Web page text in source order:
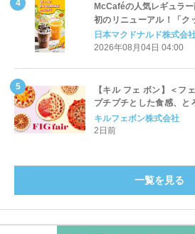
McCaféの人気レギュラ
初のリニューアル！「ク
ッペ」「マンゴースムー
開始
日本マクドナルド株式会
2026年08月04日 04:00
【キル フェ ボン】＜フ
プチプチとした食感、と
をたっぷりと。新作を含
登場8月20日（木）スター
キルフェボン株式会社
2日前
一覧を見る